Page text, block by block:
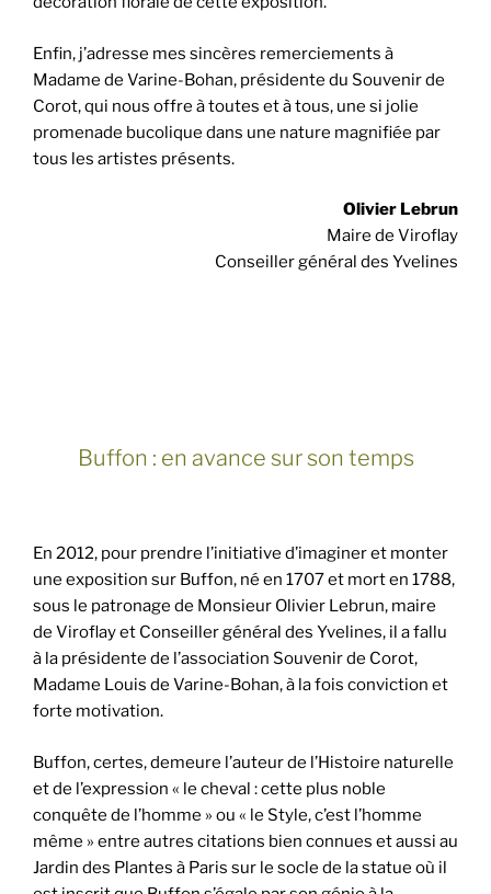
Enfin, j’adresse mes sincères remerciements à
Madame de Varine-Bohan, présidente du Souvenir de
Corot, qui nous offre à toutes et à tous, une si jolie
promenade bucolique dans une nature magnifiée par
tous les artistes présents.
Olivier Lebrun
Maire de Viroflay
Conseiller général des Yvelines
Buffon : en avance sur son temps
En 2012, pour prendre l’initiative d’imaginer et monter
une exposition sur Buffon, né en 1707 et mort en 1788,
sous le patronage de Monsieur Olivier Lebrun, maire
de Viroflay et Conseiller général des Yvelines, il a fallu
à la présidente de l’association Souvenir de Corot,
Madame Louis de Varine-Bohan, à la fois conviction et
forte motivation.
Buffon, certes, demeure l’auteur de l’Histoire naturelle
et de l’expression « le cheval : cette plus noble
conquête de l’homme » ou « le Style, c’est l’homme
même » entre autres citations bien connues et aussi au
Jardin des Plantes à Paris sur le socle de la statue où il